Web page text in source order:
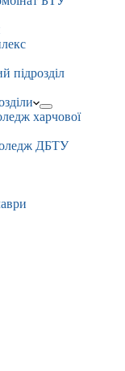
підрозділ
харчової
ДБТУ